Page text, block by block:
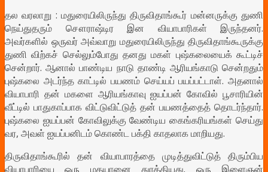
தல வரலாறு : மதுரையிலிருந்து திருவிதாங்கூர் மன்னருக்கு துணி
நெய்துதரும் சௌராஷ்டிர இன வியாபாரிகள் இருந்தனர்.
அவர்களில் ஒருவர் அவ்வாறு மதுரையிலிருந்து திருவிதாங்கூருக்கு
துணி விற்கச் செல்லும்போது தனது மகள் புஷ்கலையைக் கூட்டிச்
சென்றார். ஆனால் பாண்டிய நாடு தாண்டி ஆரியங்காடு சென்றதும்
புஷ்கலை அடர்ந்த காட்டில் பயணம் செய்யப் பயப்பட்டாள். அதனால்
வியாபாரி தன் மகளை ஆரியங்காவு ஐயப்பன் கோவில் பூசாரியின்
வீட்டில் பாதுகாப்பாக விட்டுவிட்டுத் தன் பயணத்தைத் தொடர்ந்தார்.
புஷ்கலை ஐயப்பன் கோவிலுக்கு வேண்டிய கைங்கரியங்கள் செய்து
வர, அவள் ஐயப்பனிடம் கொண்ட பக்தி காதலாக மாறியது.
திருவிதாங்கூரில் தன் வியாபாரத்தை முடித்துவிட்டுத் திரும்பிய
வியாபாரியை ஒரு மதயானை துரத்தியது. ஒரு இளைஞன்